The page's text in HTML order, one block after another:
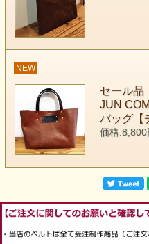
NEW
セール品
JUN
バッグ【
価格